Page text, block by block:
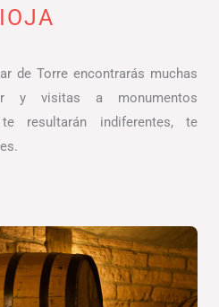
de Torre encontrarás muchas
y visitas a monumentos
resultarán indiferentes, te